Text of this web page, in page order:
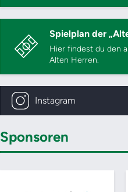
Spielplan der
Hier findest du den
Alten Herren.
Instagram
Sponsoren